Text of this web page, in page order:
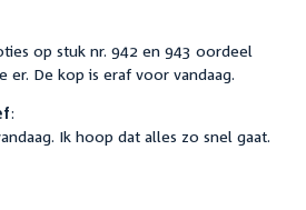
op stuk nr. 942 en 943 oordeel
er. De kop is eraf voor vandaag.
:
Ik hoop dat alles zo snel gaat.